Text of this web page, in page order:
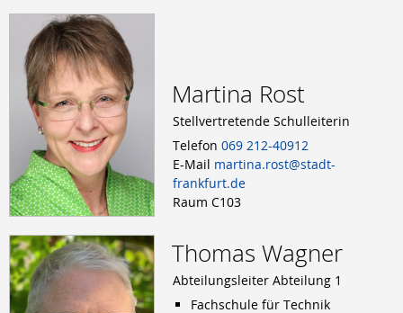
Berufsschule
Augenoptiker/-in
Eisenbahner/-in im Betriebsdienst
Fahrradmonteur/-in
Industriemechaniker/-in
Karosserie- und Fahrzeugbaumechaniker/-in
Konstruktionsmechaniker/-in
Kraftfahrzeugmechatroniker/-in
Mechatroniker/-in
Zweiradmechatroniker/-in
Martina Rost
Stellvertretende Schulleiterin
Telefon 069 212-40912
E-Mail martina.rost@stadt-
frankfurt.de
Raum C103
Thomas Wagner
Abteilungsleiter Abteilung 1
Fachschule für Technik